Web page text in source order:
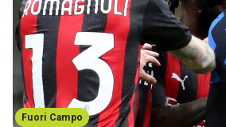
Fuori Campo